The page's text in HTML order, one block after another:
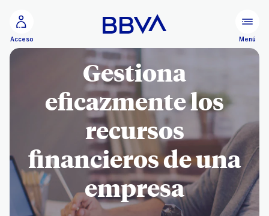
Acceso Menú
Gestiona
eficazmente los
recursos
financieros de una
empresa